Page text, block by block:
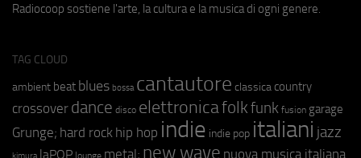
Radiocoop sostiene l'arte, la cultura e la musica di ogni genere.
TAG CLOUD
ambient beat blues bossa cantautore classica country
crossover dance disco elettronicafolkfunk fusion garage
Grunge; hard rock hip hop indie indie pop italiani jazz
laPOP lounge metal; new wave nuova musica italiana